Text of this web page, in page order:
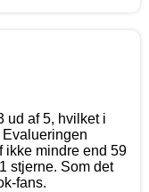
ud af 5, hvilket i
ikke mindre end 59
stjerne. Som det
fans.